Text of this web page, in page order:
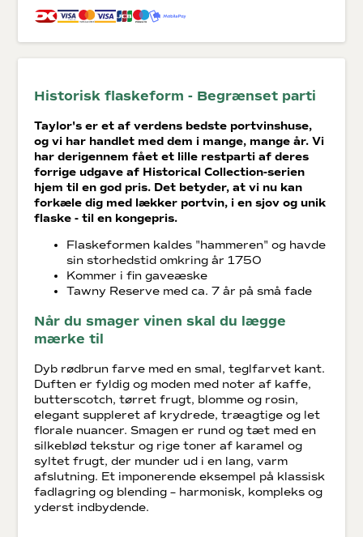
Historisk flaskeform - Begrænset parti
Taylor's er et af verdens bedste portvinshuse,
og vi har handlet med dem i mange, mange år. Vi
har derigennem fået et lille restparti af deres
forrige udgave af Historical Collection-serien
hjem til en god pris. Det betyder, at vi nu kan
forkæle dig med lækker portvin, i en sjov og unik
flaske - til en kongepris.
Flaskeformen kaldes "hammeren" og havde
sin storhedstid omkring år 1750
Kommer i fin gaveæske
Tawny Reserve med ca. 7 år på små fade
Når du smager vinen skal du lægge
mærke til
Dyb rødbrun farve med en smal, teglfarvet kant.
Duften er fyldig og moden med noter af kaffe,
butterscotch, tørret frugt, blomme og rosin,
elegant suppleret af krydrede, træagtige og let
florale nuancer. Smagen er rund og tæt med en
silkeblød tekstur og rige toner af karamel og
syltet frugt, der munder ud i en lang, varm
afslutning. Et imponerende eksempel på klassisk
fadlagring og blending – harmonisk, kompleks og
yderst indbydende.